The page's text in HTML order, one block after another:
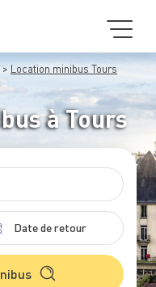
Location minibus Tours
à Tours